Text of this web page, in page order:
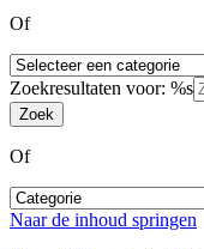
Of
Zoekresultaten voor: %s
Of
Naar de inhoud springen